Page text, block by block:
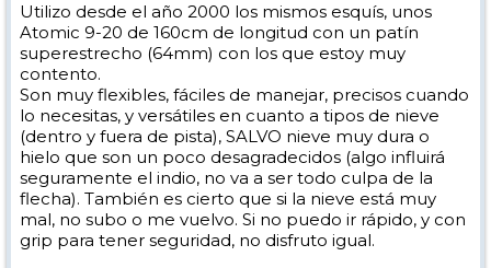
Utilizo desde el año 2000 los mismos esquís, unos
Atomic 9-20 de 160cm de longitud con un patín
superestrecho (64mm) con los que estoy muy
contento.
Son muy flexibles, fáciles de manejar, precisos cuando
lo necesitas, y versátiles en cuanto a tipos de nieve
(dentro y fuera de pista), SALVO nieve muy dura o
hielo que son un poco desagradecidos (algo influirá
seguramente el indio, no va a ser todo culpa de la
flecha). También es cierto que si la nieve está muy
mal, no subo o me vuelvo. Si no puedo ir rápido, y con
grip para tener seguridad, no disfruto igual.